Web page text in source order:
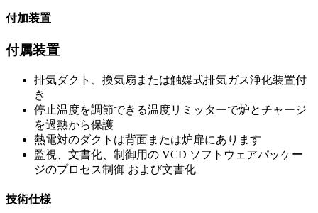
付加装置
付属装置
排気ダクト、換気扇または触媒式排気ガス浄化装置付
き
停止温度を調節できる温度リミッターで炉とチャージ
を過熱から保護
熱電対のダクトは背面または炉扉にあります
監視、文書化、制御用の VCD ソフトウェアパッケー
ジのプロセス制御 および文書化
技術仕様